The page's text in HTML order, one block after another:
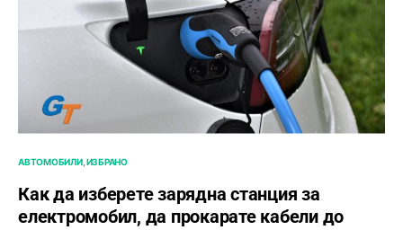
АВТОМОБИЛИ ИЗБРАНО
Как да изберете зарядна станция за
електромобил, да прокарате кабели до